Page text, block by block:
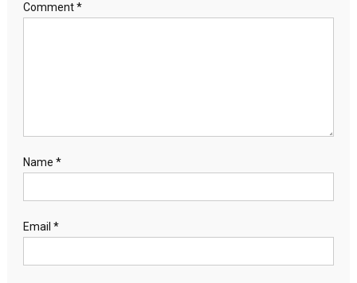
Comment*
Name *
Email *